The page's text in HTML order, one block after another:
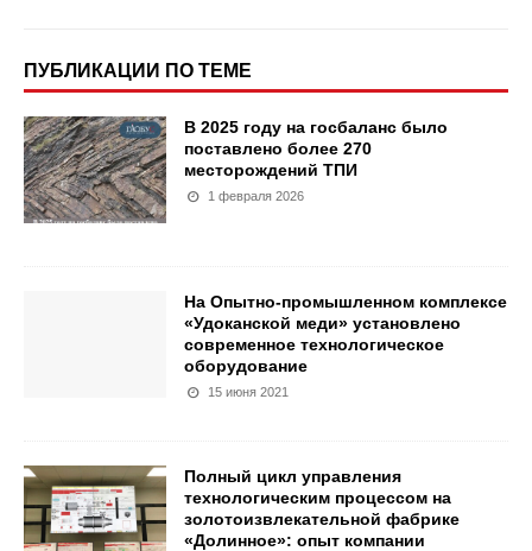
ПУБЛИКАЦИИ ПО ТЕМЕ
В 2025 году на госбаланс было
поставлено более 270
месторождений ТПИ
1 февраля 2026
На Опытно-промышленном комплексе
«Удоканской меди» установлено
современное технологическое
оборудование
15 июня 2021
Полный цикл управления
технологическим процессом на
золотоизвлекательной фабрике
«Долинное»: опыт компании